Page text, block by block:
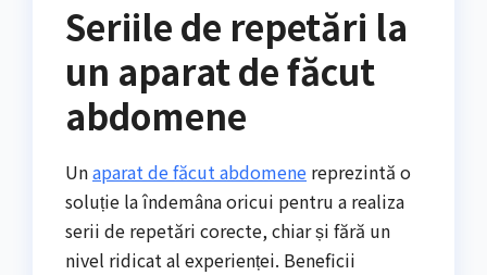
Seriile de repetări la
un aparat de făcut
abdomene
Unaparat de făcut abdomene reprezintă o
soluție la îndemâna oricui pentru a realiza
serii de repetări corecte, chiar și fără un
nivel ridicat al experienței. Beneficii